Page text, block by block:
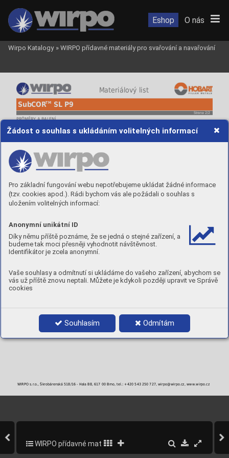
Žádost o souhlas s ukládáním volitelných informací
Pro základní fungování webu nepotřebujeme ukládat žádné informace
(tzv. cookies apod.). Rádi bychom vás ale požádali o souhlas s
uložením volitelných informací:
Anonymní unikátní ID
Díky němu příště poznáme, že se jedná o stejné zařízení, a
budeme tak moci přesněji vyhodnotit návštěvnost.
Identifikátor je zcela anonymní.
Vaše souhlasy a odmítnutí si ukládáme do vašeho zařízení, abychom se
vás už příště znovu neptali. Můžete je kdykoli později upravit ve Správě
cookies
Souhlasím Odmítám
Materiálový list
SubCORTM SL P9
Strana 2/2
WIRPO s.r.o., Škrobárenská 518/16 - Hala B8, 617 00 Brno, tel.: +420 543 250 727, wirpo@wirpo.cz, www.wirpo.cz
PRŮMĚRY A BALENÍ
SCP9UP24 2,4 mm
25 kg / K415
SCP9UP40
4,0 mm 25 kg / K415
Eshop O nás
Wirpo Katalogy » WIRPO přídavné materiály pro svařování a navařování
WIRPO přídavné materiály pro svařování a navařování 100